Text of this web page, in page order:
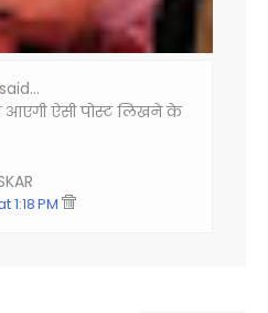
said…
ऐसी पोस्ट लिखने के
1:18 PM